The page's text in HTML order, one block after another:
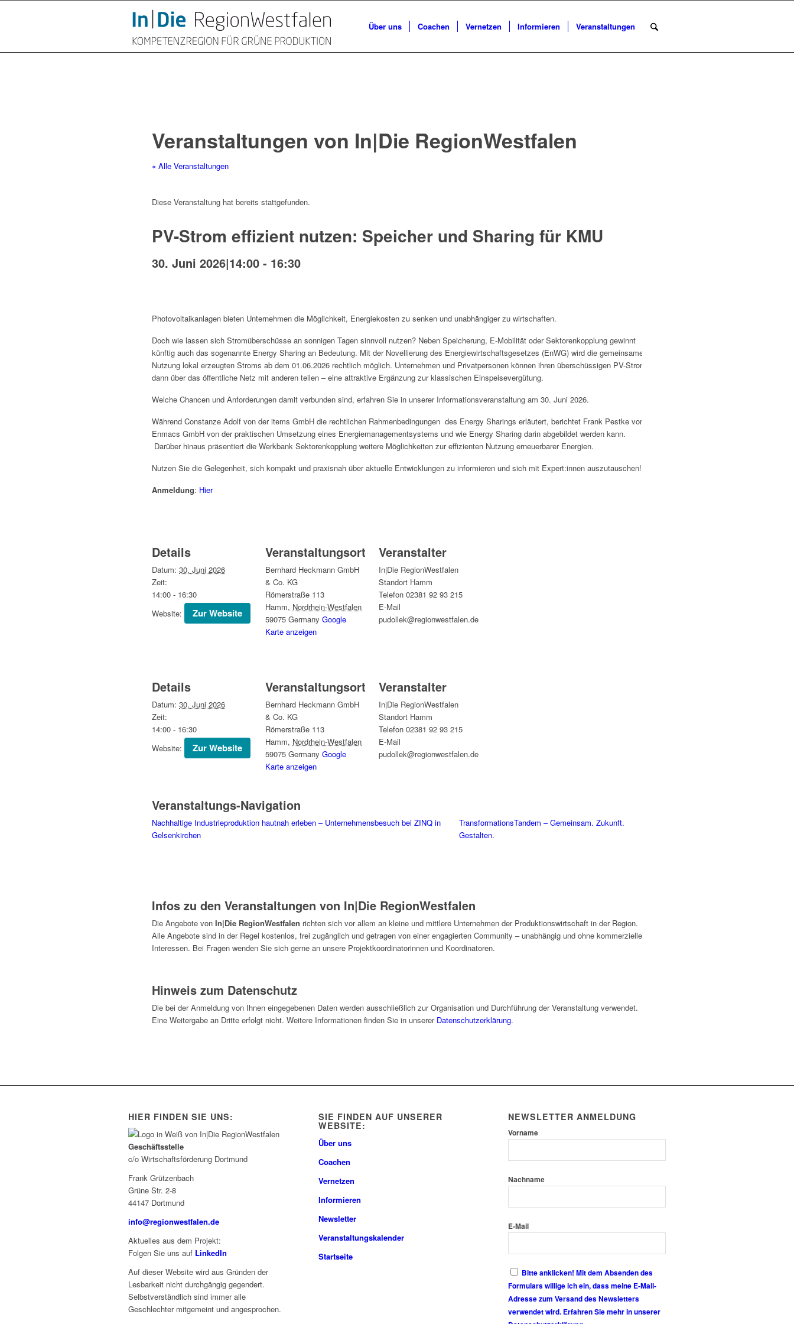
Über uns Coachen Vernetzen Informieren Veranstaltungen
Veranstaltungen von In|Die RegionWestfalen
« Alle Veranstaltungen
Diese Veranstaltung hat bereits stattgefunden.
PV-Strom effizient nutzen: Speicher und Sharing für KMU
30. Juni 2026|14:00 - 16:30
Photovoltaikanlagen bieten Unternehmen die Möglichkeit, Energiekosten zu senken und unabhängiger zu wirtschaften.
Doch wie lassen sich Stromüberschüsse an sonnigen Tagen sinnvoll nutzen? Neben Speicherung, E-Mobilität oder Sektorenkopplung gewinnt
künftig auch das sogenannte Energy Sharing an Bedeutung. Mit der Novellierung des Energiewirtschaftsgesetzes (EnWG) wird die gemeinsame
Nutzung lokal erzeugten Stroms ab dem 01.06.2026 rechtlich möglich. Unternehmen und Privatpersonen können ihren überschüssigen PV-Strom
dann über das öffentliche Netz mit anderen teilen – eine attraktive Ergänzung zur klassischen Einspeisevergütung.
Welche Chancen und Anforderungen damit verbunden sind, erfahren Sie in unserer Informationsveranstaltung am 30. Juni 2026.
Während Constanze Adolf von der items GmbH die rechtlichen Rahmenbedingungen des Energy Sharings erläutert, berichtet Frank Pestke von
Enmacs GmbH von der praktischen Umsetzung eines Energiemanagementsystems und wie Energy Sharing darin abgebildet werden kann.
Darüber hinaus präsentiert die Werkbank Sektorenkopplung weitere Möglichkeiten zur effizienten Nutzung erneuerbarer Energien.
Nutzen Sie die Gelegenheit, sich kompakt und praxisnah über aktuelle Entwicklungen zu informieren und sich mit Expert:innen auszutauschen!
Anmeldung: Hier
Details
Datum: 30. Juni 2026
Zeit:
14:00 - 16:30
Website:
Veranstaltungsort
Bernhard Heckmann GmbH
& Co. KG
Römerstraße 113
Hamm, Nordrhein-Westfalen
59075 Germany Google
Karte anzeigen
Veranstalter
In|Die RegionWestfalen
Standort Hamm
Telefon 02381 92 93 215
E-Mail
pudollek@regionwestfalen.de
Details
Datum: 30. Juni 2026
Zeit:
14:00 - 16:30
Website:
Veranstaltungsort
Bernhard Heckmann GmbH
& Co. KG
Römerstraße 113
Hamm, Nordrhein-Westfalen
59075 Germany Google
Karte anzeigen
Veranstalter
In|Die RegionWestfalen
Standort Hamm
Telefon 02381 92 93 215
E-Mail
pudollek@regionwestfalen.de
Veranstaltungs-Navigation
Nachhaltige Industrieproduktion hautnah erleben – Unternehmensbesuch bei ZINQ in
Gelsenkirchen
TransformationsTandem – Gemeinsam. Zukunft.
Gestalten.
Infos zu den Veranstaltungen von In|Die RegionWestfalen
Die Angebote von In|Die RegionWestfalen richten sich vor allem an kleine und mittlere Unternehmen der Produktionswirtschaft in der Region.
Alle Angebote sind in der Regel kostenlos, frei zugänglich und getragen von einer engagierten Community – unabhängig und ohne kommerzielle
Interessen. Bei Fragen wenden Sie sich gerne an unsere Projektkoordinatorinnen und Koordinatoren.
Hinweis zum Datenschutz
Die bei der Anmeldung von Ihnen eingegebenen Daten werden ausschließlich zur Organisation und Durchführung der Veranstaltung verwendet.
Eine Weitergabe an Dritte erfolgt nicht. Weitere Informationen finden Sie in unserer Datenschutzerklärung.
HIER FINDEN SIE UNS:
Geschäftsstelle
c/o Wirtschaftsförderung Dortmund
Frank Grützenbach
Grüne Str. 2-8
44147 Dortmund
info@regionwestfalen.de
Aktuelles aus dem Projekt:
Folgen Sie uns auf LinkedIn
Auf dieser Website wird aus Gründen der
Lesbarkeit nicht durchgängig gegendert.
Selbstverständlich sind immer alle
Geschlechter mitgemeint und angesprochen.
SIE FINDEN AUF UNSERER
WEBSITE:
Über uns
Coachen
Vernetzen
Informieren
Newsletter
Veranstaltungskalender
Startseite
NEWSLETTER ANMELDUNG
Vorname
Nachname
E-Mail
Bitte anklicken! Mit dem Absenden des
Formulars willige ich ein, dass meine E-Mail-
Adresse zum Versand des Newsletters
verwendet wird. Erfahren Sie mehr in unserer